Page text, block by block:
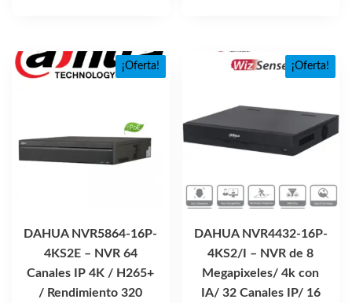
¡Oferta!
DAHUA NVR5864-16P-
4KS2E – NVR 64
Canales IP 4K / H265+
/ Rendimiento 320
¡Oferta!
DAHUA NVR4432-16P-
4KS2/I – NVR de 8
Megapixeles/ 4k con
IA/ 32 Canales IP/ 16